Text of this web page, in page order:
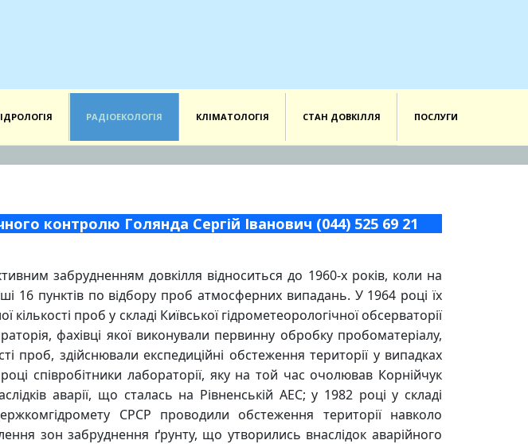
РАДІОЕКОЛОГІЯ КЛІМАТОЛОГІЯ СТАН ДОВКІЛЛЯ ПОСЛУГИ
контролю Голянда Сергій Іванович (044) 525 69 21
забрудненням довкілля відноситься до 1960-х років, коли на
16 пунктів по відбору проб атмосферних випадань. У 1964 році їх
проб у складі Київської гідрометеорологічної обсерваторії
фахівці якої виконували первинну обробку пробоматеріалу,
проб, здійснювали експедиційні обстеження території у випадках
співробітники лабораторії, яку на той час очолював Корнійчук
аварії, що сталась на Рівненській АЕС; у 1982 році у складі
СРСР проводили обстеження території навколо
зон забруднення ґрунту, що утворились внаслідок аварійного